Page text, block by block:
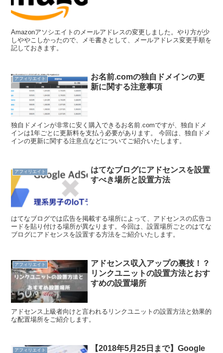
Amazonアソシエイトのメールアドレスの変更しました。やり方が少
しややこしかったので、メモ書きとして、メールアドレス変更手順を
記しておきます。
アフィリエイト
お名前.comの独自ドメインの更
新に関する注意事項
独自ドメインが非常に安く購入できるお名前.comですが、独自ドメ
インは1年ごとに更新料を支払う必要があります。 今回は、独自ドメ
インの更新に関する注意点などについてご紹介いたします。
アフィリエイト
はてなブログにアドセンスを設置
すべき場所と設置方法
はてなブログでは広告を掲載する場所によって、アドセンスの広告コ
ードを貼り付ける場所が異なります。今回は、設置場所ごとのはてな
ブログにアドセンスを設置する方法をご紹介いたします。
アフィリエイト
アドセンス収入アップの裏技！？
リンクユニットの設置方法とおす
すめの設置場所
アドセンス上級者向けと言われるリンクユニットの設置方法と効果的
な配置場所をご紹介します。
アフィリエイト
【2018年5月25日まで】Google